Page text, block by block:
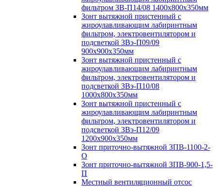
фильтром ЗВ-П14/08 1400х800х350мм
Зонт вытяжной пристенный с
жироулавливающим лабиринтным
фильтром, электровентилятором и
подсветкой ЗВэ-П09/09
900х900х350мм
Зонт вытяжной пристенный с
жироулавливающим лабиринтным
фильтром, электровентилятором и
подсветкой ЗВэ-П10/08
1000х800х350мм
Зонт вытяжной пристенный с
жироулавливающим лабиринтным
фильтром, электровентилятором и
подсветкой ЗВэ-П12/09
1200х900х350мм
Зонт приточно-вытяжной ЗПВ-1100-2-
О
Зонт приточно-вытяжной ЗПВ-900-1,5-
П
Местный вентиляционный отсос